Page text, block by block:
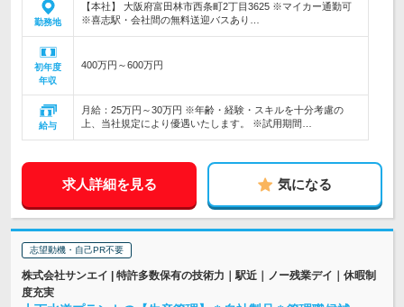
勤務地
【本社】 大阪府富田林市西条町2丁目3625 ※マイカー通勤可
※喜志駅・会社間の無料送迎バスあり…
初年度
年収
400万円～600万円
給与
月給：25万円～30万円 ※年齢・経験・スキルを十分考慮の
上、当社規定により優遇いたします。 ※試用期間…
求人詳細を見る 気になる
志望動機・自己PR不要
株式会社サンエイ | 特許多数保有の技術力｜駅近｜ノー残業デイ｜休暇制
度充実